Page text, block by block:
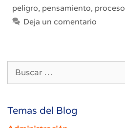
peligro, pensamiento, proceso
Deja un comentario
Temas del Blog